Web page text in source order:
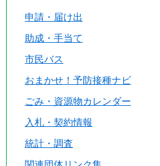
申請・届け出
助成・手当て
市民バス
おまかせ！予防接種ナビ
ごみ・資源物カレンダー
入札・契約情報
統計・調査